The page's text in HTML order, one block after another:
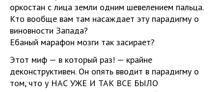
оркостан с лица земли одним шевелением пальца.
Кто вообще вам там насаждает эту парадигму о
виновности Запада?
Ебаный марафон мозги так засирает?
Этот миф — в который раз! — крайне
деконструктивен. Он опять вводит в парадигму о
том, что у НАС УЖЕ И ТАК ВСЕ БЫЛО